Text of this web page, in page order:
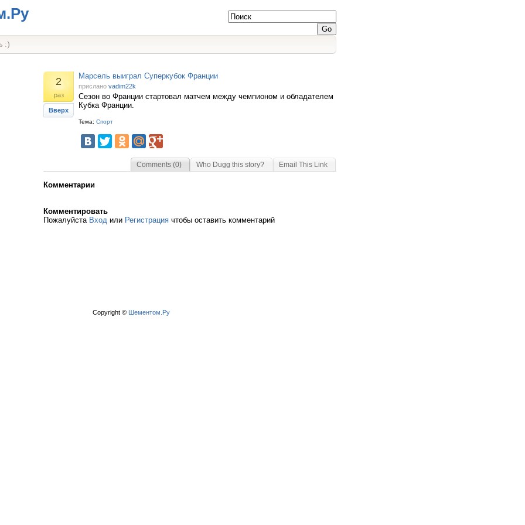
:)
2
раз
Вверх
Марсель выиграл Суперкубок Франции
прислано vadim22k
Сезон во Франции стартовал матчем между чемпионом и обладателем
Кубка Франции.
Тема: Спорт
Comments (0) Who Dugg this story? Email This Link
Комментарии
Комментировать
Пожалуйста Вход или Регистрация чтобы оставить комментарий
Copyright © Шементом.Ру